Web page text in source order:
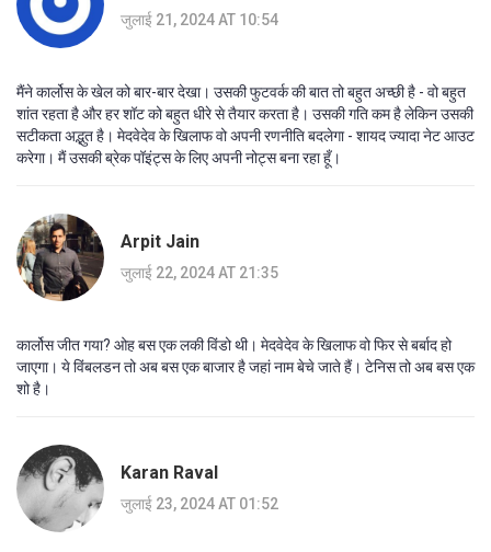
जुलाई 21, 2024 AT 10:54
मैंने कार्लोस के खेल को बार-बार देखा। उसकी फुटवर्क की बात तो बहुत अच्छी है - वो बहुत
शांत रहता है और हर शॉट को बहुत धीरे से तैयार करता है। उसकी गति कम है लेकिन उसकी
सटीकता अद्भुत है। मेदवेदेव के खिलाफ वो अपनी रणनीति बदलेगा - शायद ज्यादा नेट आउट
करेगा। मैं उसकी ब्रेक पॉइंट्स के लिए अपनी नोट्स बना रहा हूँ।
Arpit Jain
जुलाई 22, 2024 AT 21:35
कार्लोस जीत गया? ओह बस एक लकी विंडो थी। मेदवेदेव के खिलाफ वो फिर से बर्बाद हो
जाएगा। ये विंबलडन तो अब बस एक बाजार है जहां नाम बेचे जाते हैं। टेनिस तो अब बस एक
शो है।
Karan Raval
जुलाई 23, 2024 AT 01:52